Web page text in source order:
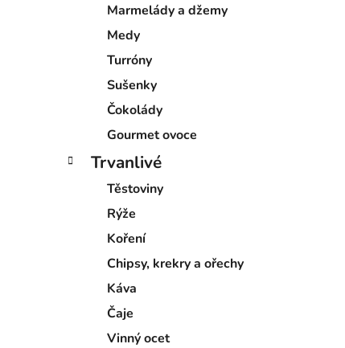
Marmelády a džemy
Medy
Turróny
Sušenky
Čokolády
Gourmet ovoce
Trvanlivé
Těstoviny
Rýže
Koření
Chipsy, krekry a ořechy
Káva
Čaje
Vinný ocet